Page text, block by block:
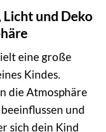
Licht und Deko
eine große
Kindes.
die Atmosphäre
und
sich dein Kind